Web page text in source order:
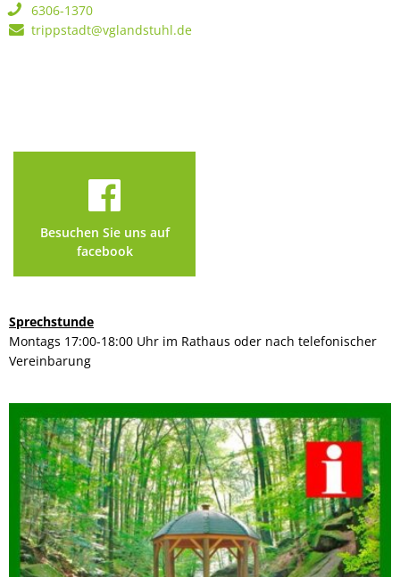
6306-1370
trippstadt@vglandstuhl.de
Besuchen Sie uns auf
facebook
Sprechstunde
Montags 17:00-18:00 Uhr im Rathaus oder nach telefonischer
Vereinbarung